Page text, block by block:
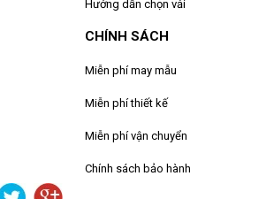
Hướng dẫn chọn vải
CHÍNH SÁCH
Miễn phí may mẫu
Miễn phí thiết kế
Miễn phí vận chuyển
Chính sách bảo hành